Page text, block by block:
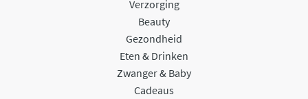
Verzorging
Beauty
Gezondheid
Eten & Drinken
Zwanger & Baby
Cadeaus